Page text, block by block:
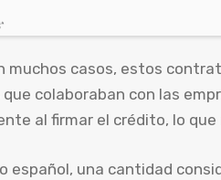
muchos casos, estos
colaboraban con las
al firmar el crédito, lo
español, una cantidad